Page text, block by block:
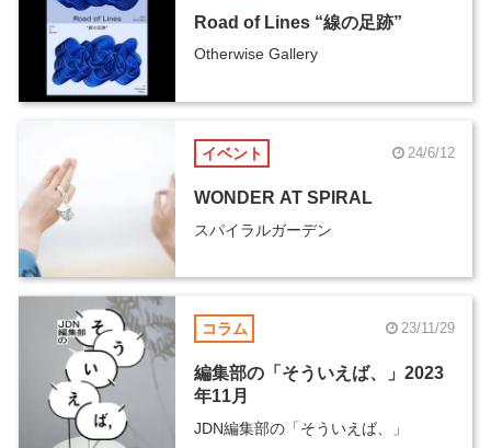
Road of Lines “線の足跡”
Otherwise Gallery
イベント 24/6/12
WONDER AT SPIRAL
スパイラルガーデン
コラム 23/11/29
編集部の「そういえば、」2023
年11月
JDN編集部の「そういえば、」